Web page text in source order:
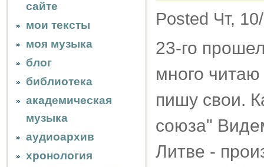
сайте
мои тексты
моя музыка
блог
библиотека
академическая
музыка
аудиоархив
хронология
Posted Чт,
23-го
много читаю
пишу свои.
союза"
Литве -